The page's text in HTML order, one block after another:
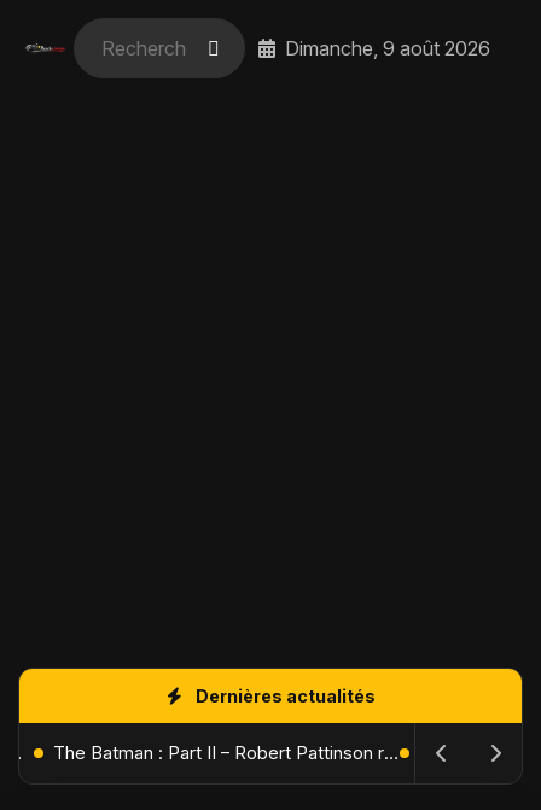
Dimanche, 9 août 2026
Dernières actualités
L'Âge de Glace : Le Réveil du Volcan – Manny, Sid et Diego de retour pour une aventure explosive The Batman : Part II – Robert Pattinson replonge dans les ténèbres de Gotham dès octobre 2027